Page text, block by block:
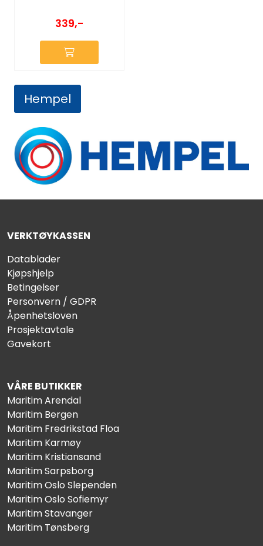
339,-
Hempel
VERKTØYKASSEN
Datablader
Kjøpshjelp
Betingelser
Personvern / GDPR
Åpenhetsloven
Prosjektavtale
Gavekort
VÅRE BUTIKKER
Maritim Arendal
Maritim Bergen
Maritim Fredrikstad Floa
Maritim Karmøy
Maritim Kristiansand
Maritim Sarpsborg
Maritim Oslo Slependen
Maritim Oslo Sofiemyr
Maritim Stavanger
Maritim Tønsberg